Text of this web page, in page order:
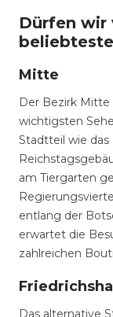
Dürfen wir
Mitte
Der Bezirk Mitte
wichtigsten
Stadtteil wie das
am Tiergarten
entlang der
erwartet die
zahlreichen
Das alternative